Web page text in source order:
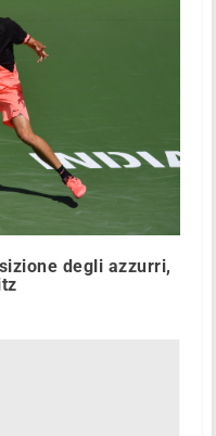
degli azzurri,